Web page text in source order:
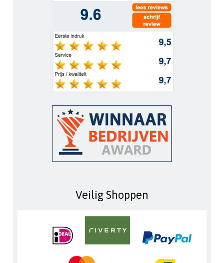
Veilig Shoppen